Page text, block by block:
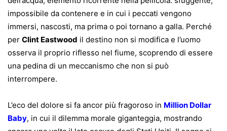
impossibile da contenere e in cui i peccati vengono
immersi, nascosti, ma prima o poi tornano a galla. Perché
per Clint Eastwood il destino non si modifica e l’uomo
osserva il proprio riflesso nel fiume, scoprendo di essere
una pedina di un meccanismo che non si può
interrompere.
L’eco del dolore si fa ancor più fragoroso in Million Dollar
Baby, in cui il dilemma morale giganteggia, mostrando